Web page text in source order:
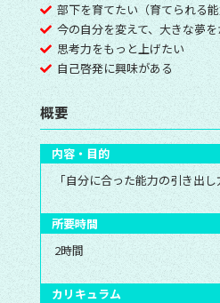
部下を育てたい（育てられる能
今の自分を変えて、大きな夢
思考力をもっと上げたい
自己啓発に興味がある
概要
内容・目的
「自分に合った能力の引き出
所要時間
2時間
カリキュラム